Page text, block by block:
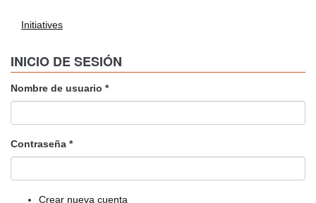
Initiatives
INICIO DE SESIÓN
Nombre de usuario *
Contraseña *
Crear nueva cuenta